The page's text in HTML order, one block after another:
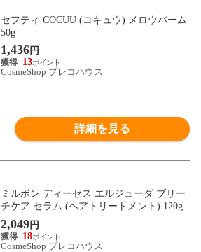
セフティ COCUU (コキュウ) メロウバーム
50g
1,436円
13
CosmeShop プレコハウス
詳細を見る
ミルボン ディーセス エルジューダ ブリー
チケア セラム (ヘアトリートメント) 120g
2,049円
18
CosmeShop プレコハウス